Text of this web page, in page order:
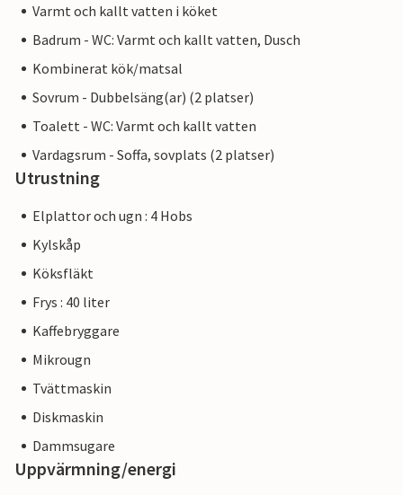
Varmt och kallt vatten i köket
Badrum - WC: Varmt och kallt vatten, Dusch
Kombinerat kök/matsal
Sovrum - Dubbelsäng(ar) (2 platser)
Toalett - WC: Varmt och kallt vatten
Vardagsrum - Soffa, sovplats (2 platser)
Utrustning
Elplattor och ugn : 4 Hobs
Kylskåp
Köksfläkt
Frys : 40 liter
Kaffebryggare
Mikrougn
Tvättmaskin
Diskmaskin
Dammsugare
Uppvärmning/energi